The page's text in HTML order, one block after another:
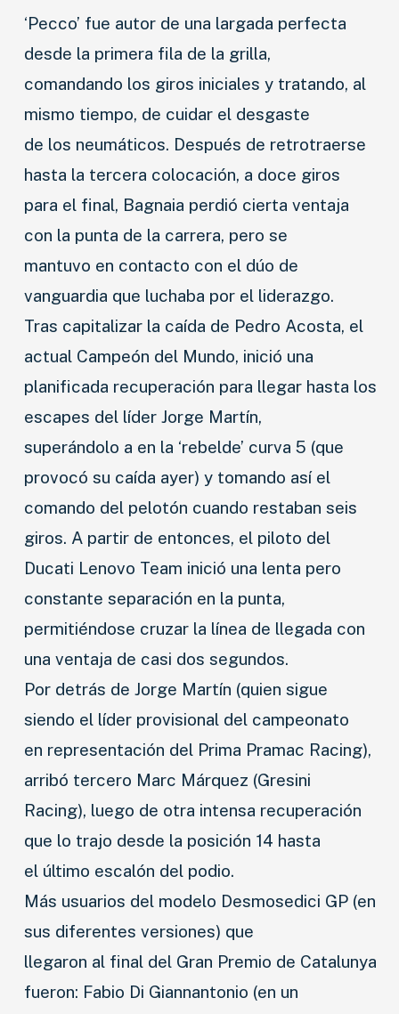
‘Pecco’ fue autor de una largada perfecta
desde la primera fila de la grilla,
comandando los giros iniciales y tratando, al
mismo tiempo, de cuidar el desgaste
de los neumáticos. Después de retrotraerse
hasta la tercera colocación, a doce giros
para el final, Bagnaia perdió cierta ventaja
con la punta de la carrera, pero se
mantuvo en contacto con el dúo de
vanguardia que luchaba por el liderazgo.
Tras capitalizar la caída de Pedro Acosta, el
actual Campeón del Mundo, inició una
planificada recuperación para llegar hasta los
escapes del líder Jorge Martín,
superándolo a en la ‘rebelde’ curva 5 (que
provocó su caída ayer) y tomando así el
comando del pelotón cuando restaban seis
giros. A partir de entonces, el piloto del
Ducati Lenovo Team inició una lenta pero
constante separación en la punta,
permitiéndose cruzar la línea de llegada con
una ventaja de casi dos segundos.
Por detrás de Jorge Martín (quien sigue
siendo el líder provisional del campeonato
en representación del Prima Pramac Racing),
arribó tercero Marc Márquez (Gresini
Racing), luego de otra intensa recuperación
que lo trajo desde la posición 14 hasta
el último escalón del podio.
Más usuarios del modelo Desmosedici GP (en
sus diferentes versiones) que
llegaron al final del Gran Premio de Catalunya
fueron: Fabio Di Giannantonio (en un